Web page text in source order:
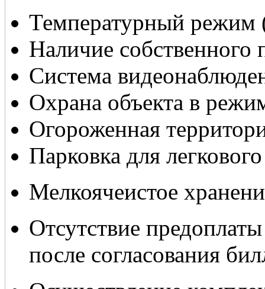
Температурный режим
Наличие собственного
Система
Охрана объекта в
Огороженная
Парковка для
Мелкоячеистое
Отсутствие
после согласования